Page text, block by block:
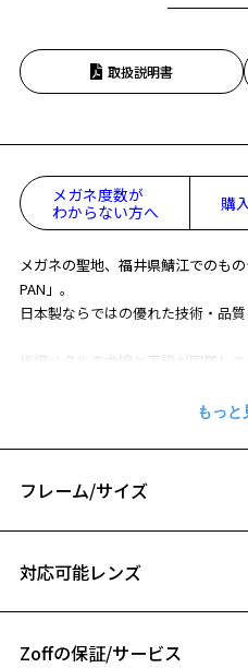
取扱説明書
メガネ度数が
わからない方へ
購
メガネの聖地、福井県鯖江でのも
PAN」。
日本製ならではの優れた技術・品
極細メタルの曲線と直線が同居し
日本製ならではのディテールが随
※この商品はWEB限定で販売して
※柄や色味の出方に個体差があり、
日本製シリーズ「MADE IN JAPAN
フレーム/サイズ
B ブリッジ(鼻部分)の横幅：
対応可能レンズ
Zoffの保証/サービス